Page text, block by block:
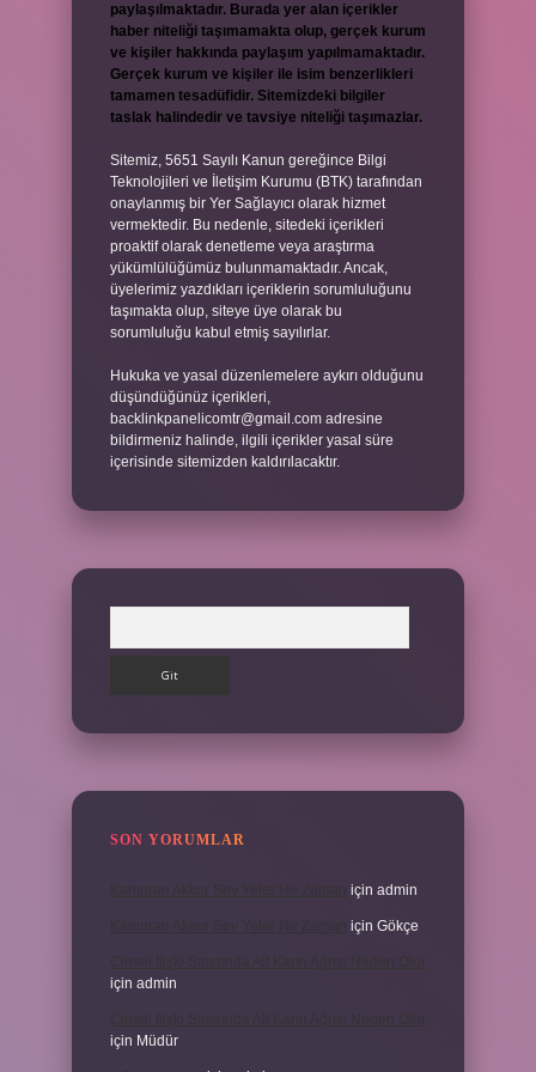
paylaşılmaktadır. Burada yer alan içerikler
haber niteliği taşımamakta olup, gerçek kurum
ve kişiler hakkında paylaşım yapılmamaktadır.
Gerçek kurum ve kişiler ile isim benzerlikleri
tamamen tesadüfidir. Sitemizdeki bilgiler
taslak halindedir ve tavsiye niteliği taşımazlar.
Sitemiz, 5651 Sayılı Kanun gereğince Bilgi
Teknolojileri ve İletişim Kurumu (BTK) tarafından
onaylanmış bir Yer Sağlayıcı olarak hizmet
vermektedir. Bu nedenle, sitedeki içerikleri
proaktif olarak denetleme veya araştırma
yükümlülüğümüz bulunmamaktadır. Ancak,
üyelerimiz yazdıkları içeriklerin sorumluluğunu
taşımakta olup, siteye üye olarak bu
sorumluluğu kabul etmiş sayılırlar.
Hukuka ve yasal düzenlemelere aykırı olduğunu
düşündüğünüz içerikleri,
backlinkpanelicomtr@gmail.com adresine
bildirmeniz halinde, ilgili içerikler yasal süre
içerisinde sitemizden kaldırılacaktır.
SON YORUMLAR
için admin
için Gökçe
için admin
için Müdür